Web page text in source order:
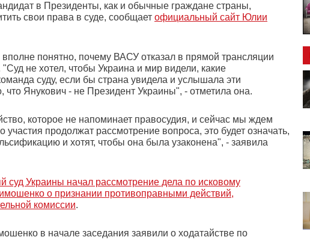
в Президенты, как и обычные граждане страны,
свои права в суде, сообщает официальный сайт Юлии
понятно, почему ВАСУ отказал в прямой трансляции
не хотел, чтобы Украина и мир видели, какие
суду, если бы страна увидела и услышала эти
Янукович - не Президент Украины", - отметила она.
которое не напоминает правосудия, и сейчас мы ждем
продолжат рассмотрение вопроса, это будет означать,
и хотят, чтобы она была узаконена", - заявила
Украины начал рассмотрение дела по исковому
о признании противоправными действий,
комиссии.
в начале заседания заявили о ходатайстве по